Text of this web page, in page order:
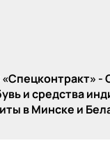
-
и средства
в Минске и